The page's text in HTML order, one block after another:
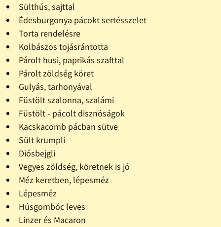
Sülthús, sajttal
Édesburgonya pácokt sertésszelet
Torta rendelésre
Kolbászos tojásrántotta
Párolt husi, paprikás szafttal
Párolt zöldség köret
Gulyás, tarhonyával
Füstölt szalonna, szalámi
Füstölt - pácolt disznóságok
Kacskacomb pácban sütve
Sült krumpli
Diósbejgli
Vegyes zöldség, köretnek is jó
Méz keretben, lépesméz
Lépesméz
Húsgombóc leves
Linzer és Macaron